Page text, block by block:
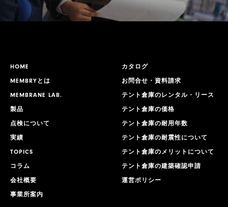
HOME
MEMBRYとは
MEMBRANE LAB.
製品
点検について
実績
TOPICS
コラム
会社概要
事業所案内
カタログ
お問合せ・資料請求
テント倉庫のレンタル・リース
テント倉庫の価格
テント倉庫の耐用年数
テント倉庫の耐震性について
テント倉庫のメリットについて
テント倉庫の建築確認申請
運営ポリシー